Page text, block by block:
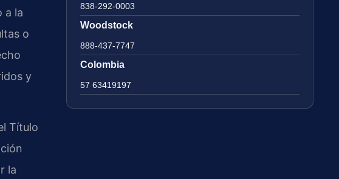
a la
o
y
Título
la
838-292-0003
Woodstock
888-437-7747
Colombia
57 63419197